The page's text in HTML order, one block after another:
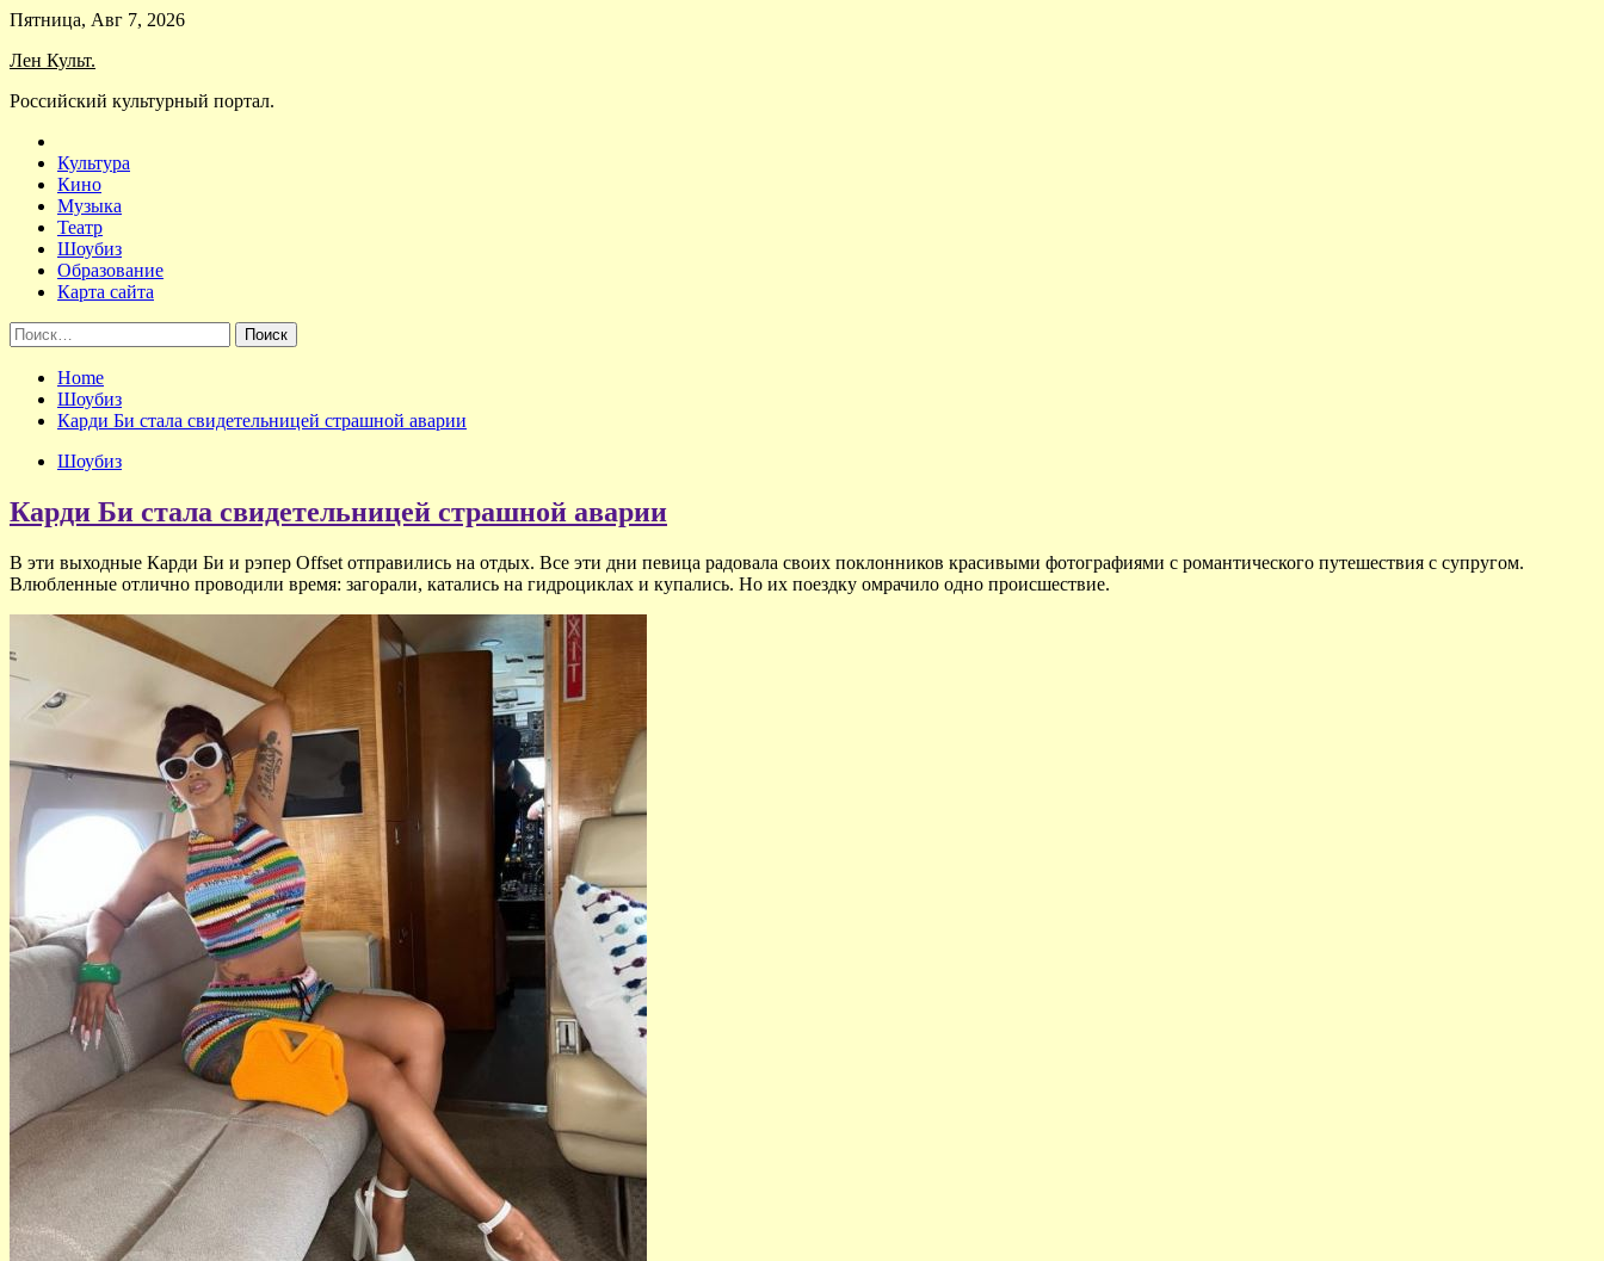
Skip
content
Пятница, Авг 7, 2026
Лен Культ.
Российский культурный портал.
Культура
Кино
Музыка
Театр
Шоубиз
Образование
Карта сайта
Найти:
Home
Шоубиз
Карди Би стала свидетельницей страшной аварии
Шоубиз
Карди Би стала свидетельницей страшной аварии
В эти выходные Карди Би и рэпер Offset отправились на отдых. Все эти дни певица радовала своих поклонников красивыми фотографиями с романтического путешествия с супругом.
Влюбленные отлично проводили время: загорали, катались на гидроциклах и купались. Но их поездку омрачило одно происшествие.